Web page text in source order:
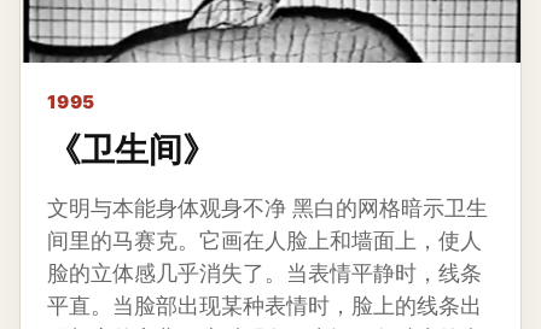
1995
《卫生间》
文明与本能身体观身不净 黑白的网格暗示卫生
间里的马赛克。它画在人脸上和墙面上，使人
脸的立体感几乎消失了。当表情平静时，线条
平直。当脸部出现某种表情时，脸上的线条出